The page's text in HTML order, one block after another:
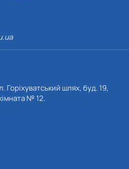
Горіхуватський шлях, буд. 19,
№ 12.